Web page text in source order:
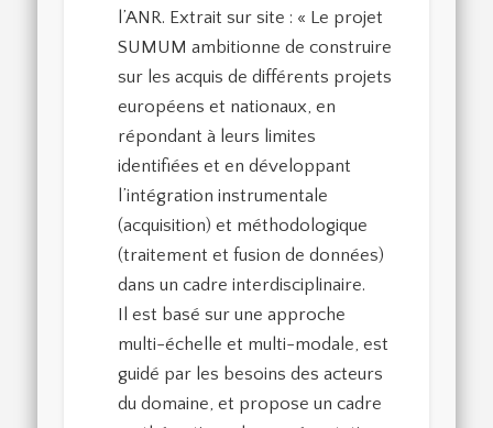
l’ANR. Extrait sur site : « Le projet
SUMUM ambitionne de construire
sur les acquis de différents projets
européens et nationaux, en
répondant à leurs limites
identifiées et en développant
l’intégration instrumentale
(acquisition) et méthodologique
(traitement et fusion de données)
dans un cadre interdisciplinaire.
Il est basé sur une approche
multi-échelle et multi-modale, est
guidé par les besoins des acteurs
du domaine, et propose un cadre